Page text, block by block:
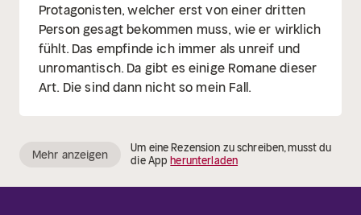
Protagonisten, welcher erst von einer dritten
Person gesagt bekommen muss, wie er wirklich
fühlt. Das empfinde ich immer als unreif und
unromantisch. Da gibt es einige Romane dieser
Art. Die sind dann nicht so mein Fall.
Mehr anzeigen
Um eine Rezension zu schreiben, musst du
die Appherunterladen